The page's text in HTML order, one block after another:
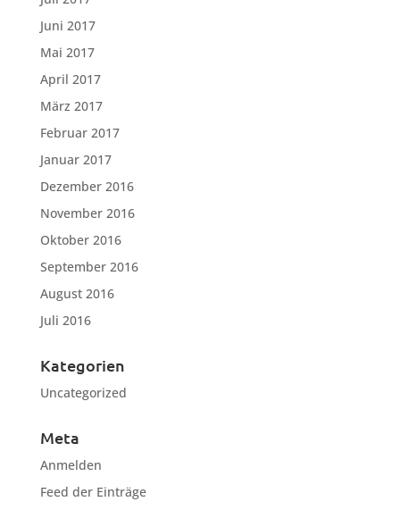
Juni 2017
Mai 2017
April 2017
März 2017
Februar 2017
Januar 2017
Dezember 2016
November 2016
Oktober 2016
September 2016
August 2016
Juli 2016
Kategorien
Uncategorized
Meta
Anmelden
Feed der Einträge